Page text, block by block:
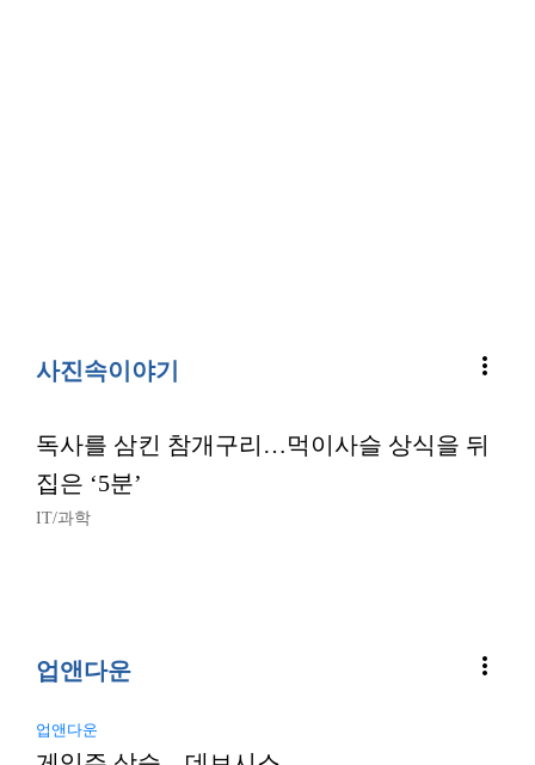
사진속이야기 more_vert
독사를 삼킨 참개구리…먹이사슬 상식을 뒤
집은 ‘5분’
IT/과학
업앤다운 more_vert
업앤다운